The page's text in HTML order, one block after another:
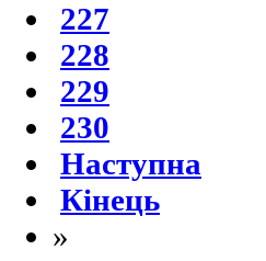
227
228
229
230
Наступна
Кінець
»